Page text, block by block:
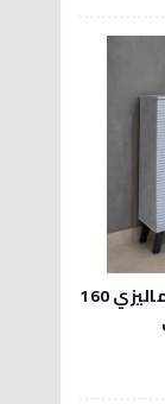
خزانة أحذية 4 أبواب خشب ماليزي 160